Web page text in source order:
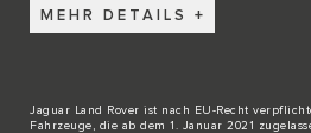
MEHR DETAILS
Jaguar Land Rover ist nach EU-Recht
Fahrzeuge, die ab dem 1. Januar 2021